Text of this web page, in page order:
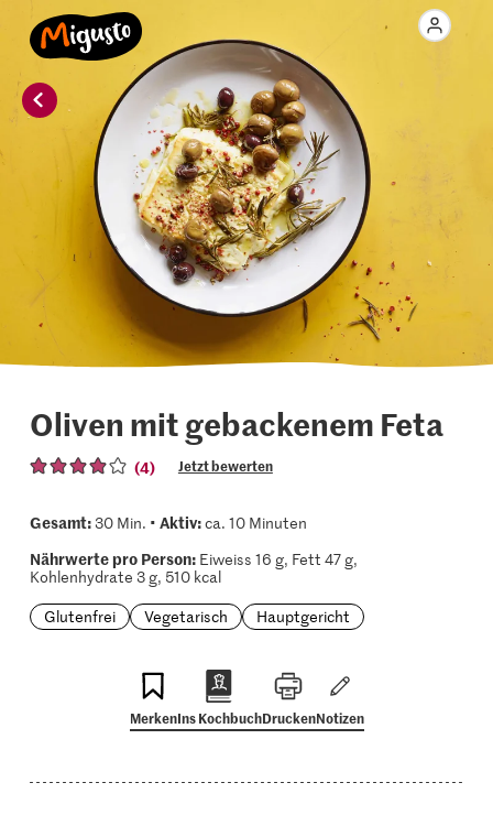
Oliven mit gebackenem Feta
(4) Jetzt bewerten
Gesamt:30 Min. • Aktiv:ca. 10 Minuten
Nährwerte pro Person:Eiweiss 16 g, Fett 47 g,
Kohlenhydrate 3 g, 510 kcal
Glutenfrei
Vegetarisch Hauptgericht
MerkenIns KochbuchDruckenNotizen